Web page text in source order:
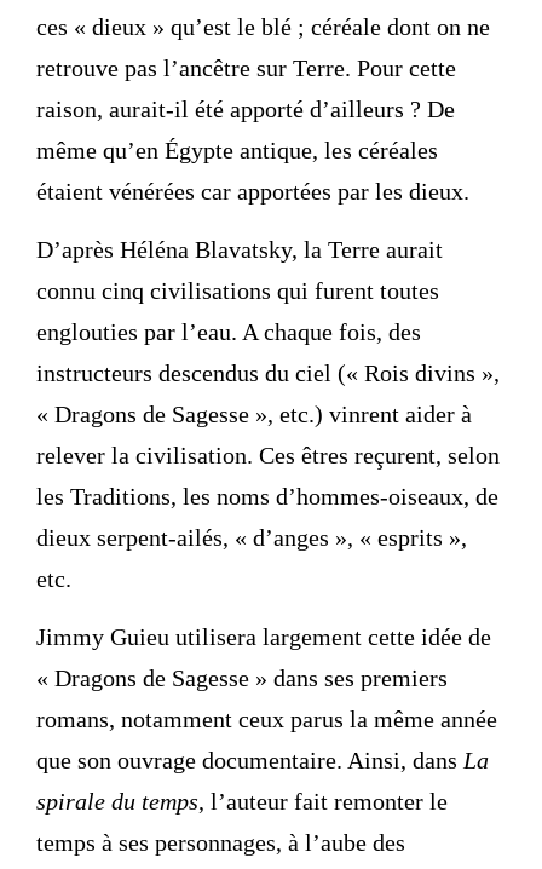
ces « dieux » qu’est le blé ; céréale dont on ne
retrouve pas l’ancêtre sur Terre. Pour cette
raison, aurait-il été apporté d’ailleurs ? De
même qu’en Égypte antique, les céréales
étaient vénérées car apportées par les dieux.
D’après Héléna Blavatsky, la Terre aurait
connu cinq civilisations qui furent toutes
englouties par l’eau. A chaque fois, des
instructeurs descendus du ciel (« Rois divins »,
« Dragons de Sagesse », etc.) vinrent aider à
relever la civilisation. Ces êtres reçurent, selon
les Traditions, les noms d’hommes-oiseaux, de
dieux serpent-ailés, « d’anges », « esprits »,
etc.
Jimmy Guieu utilisera largement cette idée de
« Dragons de Sagesse » dans ses premiers
romans, notamment ceux parus la même année
que son ouvrage documentaire. Ainsi, dans La
spirale du temps, l’auteur fait remonter le
temps à ses personnages, à l’aube des